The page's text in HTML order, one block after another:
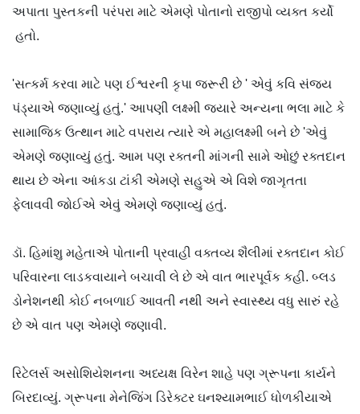
અપાતા પુસ્તકની પરંપરા માટે એમણે પોતાનો રાજીપો વ્યક્ત કર્યો
હતો.
'સત્કર્મ કરવા માટે પણ ઈશ્વરની કૃપા જરૂરી છે ' એવું કવિ સંજય
પંડ્યાએ જણાવ્યું હતું.' આપણી લક્ષ્મી જ્યારે અન્યના ભલા માટે કે
સામાજિક ઉત્થાન માટે વપરાય ત્યારે એ મહાલક્ષ્મી બને છે 'એવું
એમણે જણાવ્યું હતું. આમ પણ રક્તની માંગની સામે ઓછું રક્તદાન
થાય છે એના આંકડા ટાંકી એમણે સહુએ એ વિશે જાગૃતતા
ફેલાવવી જોઈએ એવું એમણે જણાવ્યું હતું.
ડૉ. હિમાંશુ મહેતાએ પોતાની પ્રવાહી વક્તવ્ય શૈલીમાં રક્તદાન કોઈ
પરિવારના લાડકવાયાને બચાવી લે છે એ વાત ભારપૂર્વક કહી. બ્લડ
ડોનેશનથી કોઈ નબળાઈ આવતી નથી અને સ્વાસ્થ્ય વધુ સારું રહે
છે એ વાત પણ એમણે જણાવી.
રિટેલર્સ અસોશિયેશનના અધ્યક્ષ વિરેન શાહે પણ ગ્રૂપના કાર્યને
બિરદાવ્યું. ગ્રૂપના મેનેજિંગ ડિરેક્ટર ઘનશ્યામભાઈ ધોળકીયાએ